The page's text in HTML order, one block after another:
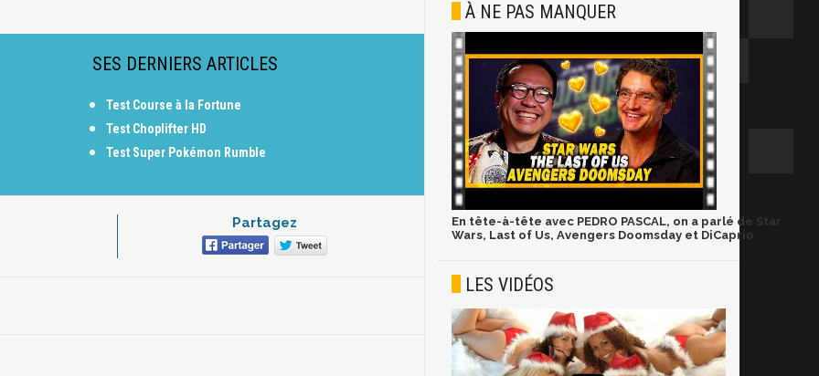
SES DERNIERS ARTICLES
Test Course à la Fortune
Test Choplifter HD
Test Super Pokémon Rumble
Partagez
À NE PAS MANQUER
En tête-à-tête avec PEDRO PASCAL, on a parlé de Star
Wars, Last of Us, Avengers Doomsday et DiCaprio
LES VIDÉOS